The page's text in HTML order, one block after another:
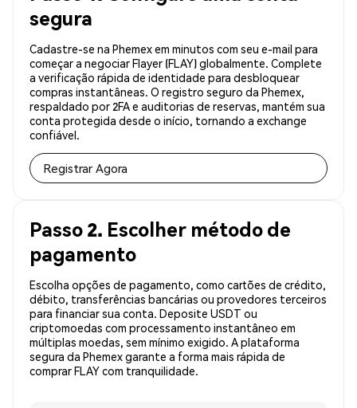
segura
Cadastre-se na Phemex em minutos com seu e-mail para
começar a negociar Flayer (FLAY) globalmente. Complete
a verificação rápida de identidade para desbloquear
compras instantâneas. O registro seguro da Phemex,
respaldado por 2FA e auditorias de reservas, mantém sua
conta protegida desde o início, tornando a exchange
confiável.
Registrar Agora
Passo 2. Escolher método de
pagamento
Escolha opções de pagamento, como cartões de crédito,
débito, transferências bancárias ou provedores terceiros
para financiar sua conta. Deposite USDT ou
criptomoedas com processamento instantâneo em
múltiplas moedas, sem mínimo exigido. A plataforma
segura da Phemex garante a forma mais rápida de
comprar FLAY com tranquilidade.